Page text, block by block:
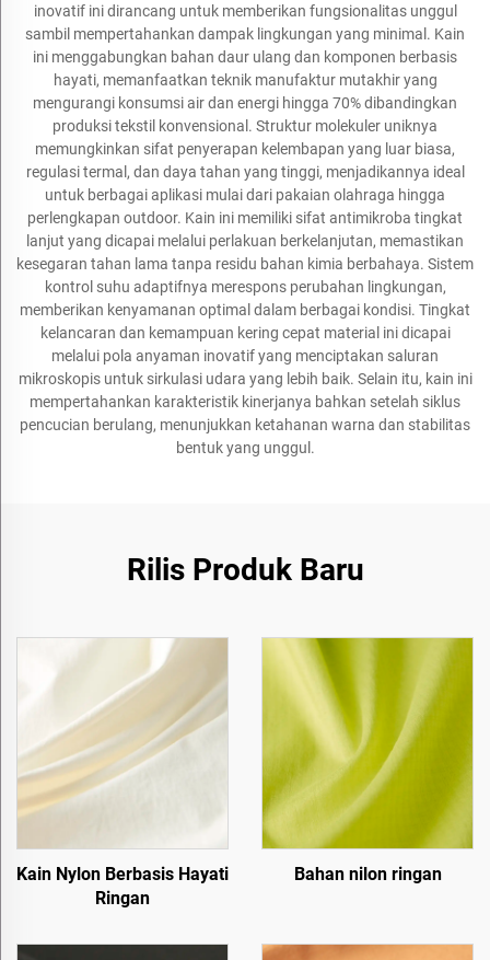
inovatif ini dirancang untuk memberikan fungsionalitas unggul
sambil mempertahankan dampak lingkungan yang minimal. Kain
ini menggabungkan bahan daur ulang dan komponen berbasis
hayati, memanfaatkan teknik manufaktur mutakhir yang
mengurangi konsumsi air dan energi hingga 70% dibandingkan
produksi tekstil konvensional. Struktur molekuler uniknya
memungkinkan sifat penyerapan kelembapan yang luar biasa,
regulasi termal, dan daya tahan yang tinggi, menjadikannya ideal
untuk berbagai aplikasi mulai dari pakaian olahraga hingga
perlengkapan outdoor. Kain ini memiliki sifat antimikroba tingkat
lanjut yang dicapai melalui perlakuan berkelanjutan, memastikan
kesegaran tahan lama tanpa residu bahan kimia berbahaya. Sistem
kontrol suhu adaptifnya merespons perubahan lingkungan,
memberikan kenyamanan optimal dalam berbagai kondisi. Tingkat
kelancaran dan kemampuan kering cepat material ini dicapai
melalui pola anyaman inovatif yang menciptakan saluran
mikroskopis untuk sirkulasi udara yang lebih baik. Selain itu, kain ini
mempertahankan karakteristik kinerjanya bahkan setelah siklus
pencucian berulang, menunjukkan ketahanan warna dan stabilitas
bentuk yang unggul.
Rilis Produk Baru
Kain Nylon Berbasis Hayati
Ringan
Bahan nilon ringan